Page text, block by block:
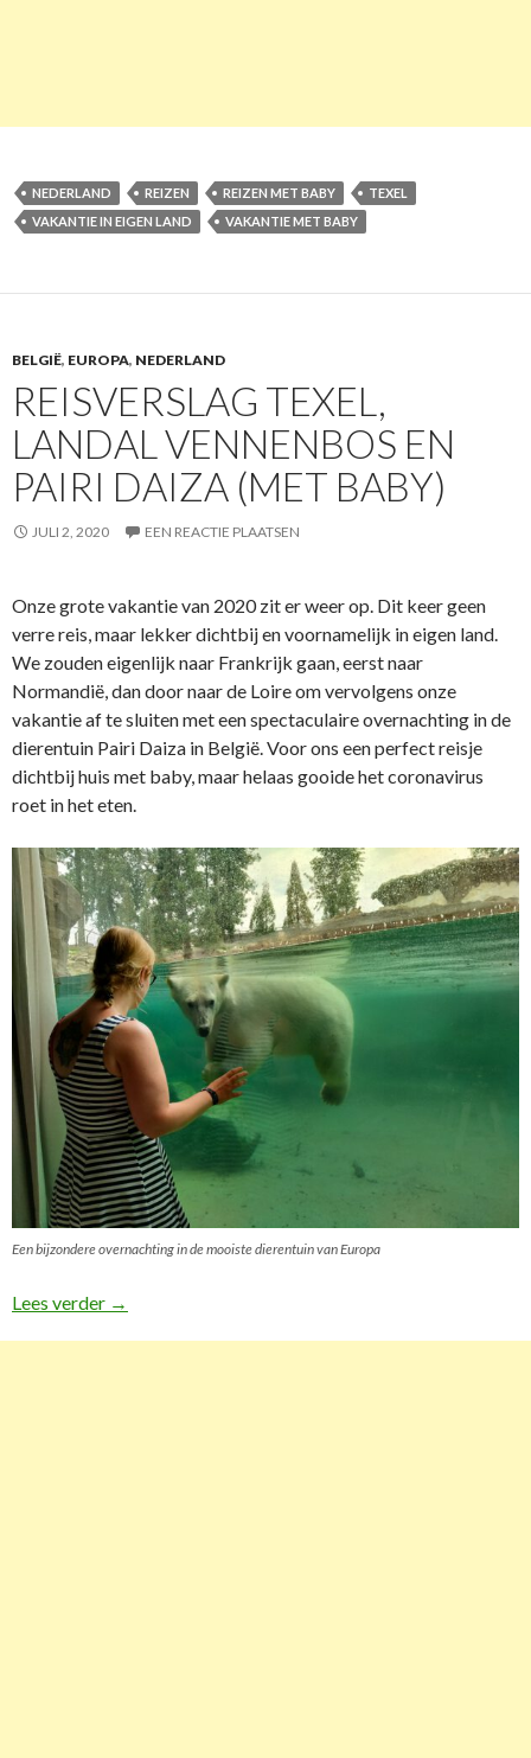
NEDERLAND REIZEN REIZEN MET BABY
TEXEL
VAKANTIE IN EIGEN LAND
VAKANTIE MET BABY
BELGIË, EUROPA, NEDERLAND
REISVERSLAG TEXEL,
LANDAL VENNENBOS EN
PAIRI DAIZA (MET BABY)
JULI 2, 2020 EEN REACTIE PLAATSEN
Onze grote vakantie van 2020 zit er weer op. Dit keer geen
verre reis, maar lekker dichtbij en voornamelijk in eigen land.
We zouden eigenlijk naar Frankrijk gaan, eerst naar
Normandië, dan door naar de Loire om vervolgens onze
vakantie af te sluiten met een spectaculaire overnachting in de
dierentuin Pairi Daiza in België. Voor ons een perfect reisje
dichtbij huis met baby, maar helaas gooide het coronavirus
roet in het eten.
Een bijzondere overnachting in de mooiste dierentuin van Europa
Lees verder Reisverslag Texel, Landal Vennenbos en Pairi Daiza
→